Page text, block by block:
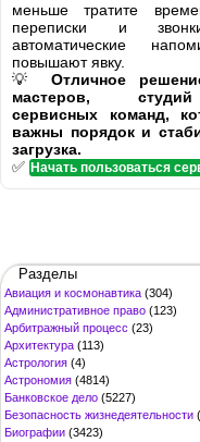
меньше тратите
переписки и
автоматические
повышают явку.
💡 Отличное
мастеров,
сервисных команд,
важны порядок и
загрузка.
✅ Начать пользоваться
Разделы
Авиация и космонавтика (304)
Административное право (123)
Арбитражный процесс (23)
Архитектура (113)
Астрология (4)
Астрономия (4814)
Банковское дело (5227)
Безопасность жизнедеятельности
Биографии (3423)